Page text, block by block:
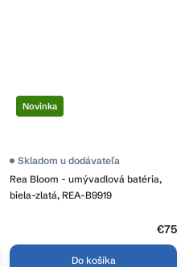
Novinka
Rea Bloom - umývadlová batéria,
biela-zlatá, REA-B9919
Skladom u dodávateľa
€75
Do košíka